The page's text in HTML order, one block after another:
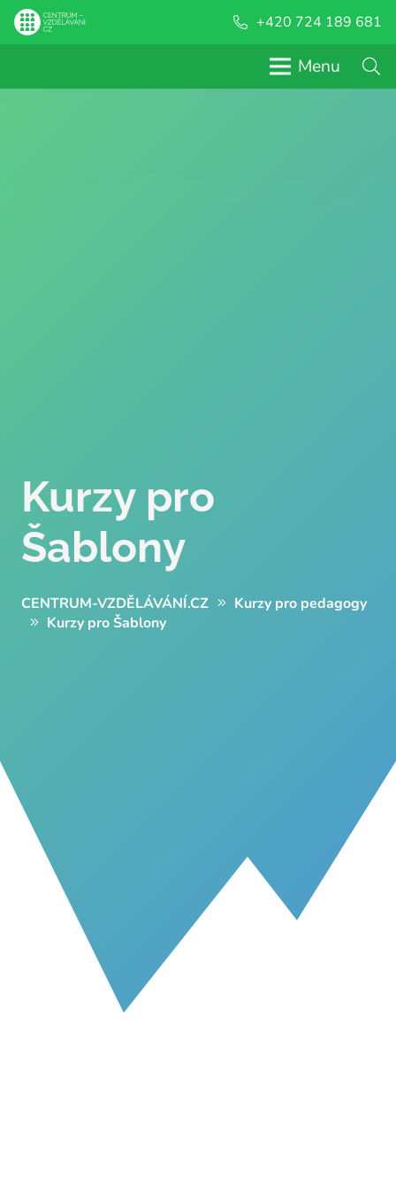
+420 724 189 681
Menu
Kurzy pro
Šablony
CENTRUM-VZDĚLÁVÁNÍ.CZ
Kurzy pro pedagogy
Kurzy pro Šablony